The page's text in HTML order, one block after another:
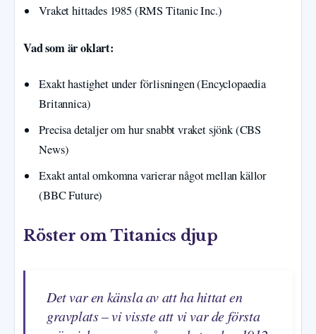
Vraket hittades 1985 (RMS Titanic Inc.)
Vad som är oklart:
Exakt hastighet under förlisningen (Encyclopaedia
Britannica)
Precisa detaljer om hur snabbt vraket sjönk (CBS
News)
Exakt antal omkomna varierar något mellan källor
(BBC Future)
Röster om Titanics djup
Det var en känsla av att ha hittat en
gravplats – vi visste att vi var de första